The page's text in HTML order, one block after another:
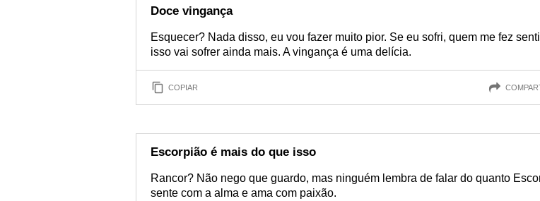
mais sobre ele é um meio de se aproximar mais de alguém!
Doce vingança
Esquecer? Nada disso, eu vou fazer muito pior. Se eu sofri, quem me fez
isso vai sofrer ainda mais. A vingança é uma delícia.
COPIAR
Escorpião é mais do que isso
Rancor? Não nego que guardo, mas ninguém lembra de falar do quanto
sente com a alma e ama com paixão.